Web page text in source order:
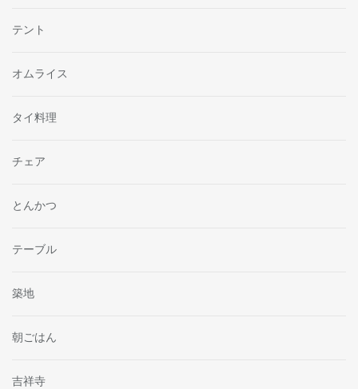
テント
オムライス
タイ料理
チェア
とんかつ
テーブル
築地
朝ごはん
吉祥寺